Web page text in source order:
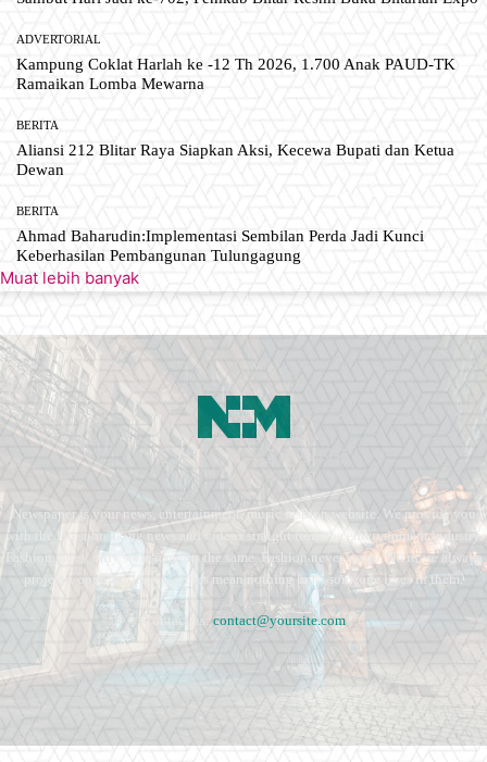
ADVERTORIAL
Kampung Coklat Harlah ke -12 Th 2026, 1.700 Anak PAUD-TK
Ramaikan Lomba Mewarna
BERITA
Aliansi 212 Blitar Raya Siapkan Aksi, Kecewa Bupati dan Ketua
Dewan
BERITA
Ahmad Baharudin:Implementasi Sembilan Perda Jadi Kunci
Keberhasilan Pembangunan Tulungagung
Muat lebih banyak
Newspaper is your news, entertainment, music fashion website. We provide you
with the latest breaking news and videos straight from the entertainment industry.
Fashion fades, only style remains the same. Fashion never stops. There are always
projects, opportunities. Clothes mean nothing until someone lives in them.
Contact us:contact@yoursite.com